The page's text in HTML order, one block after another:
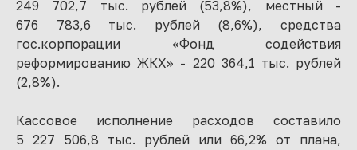
249 702,7 тыс. рублей (53,8%), местный -
676 783,6 тыс. рублей (8,6%), средства
гос.корпорации «Фонд содействия
реформированию ЖКХ» - 220 364,1 тыс. рублей
(2,8%).
Кассовое исполнение расходов составило
5 227 506,8 тыс. рублей или 66,2% от плана,